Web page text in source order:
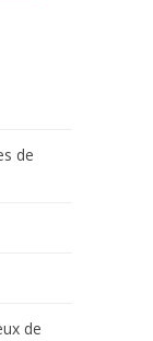
de
de